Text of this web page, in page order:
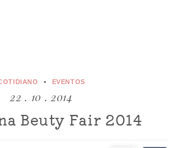
EVENTOS
22 . 10 . 2014
Beuty Fair 2014